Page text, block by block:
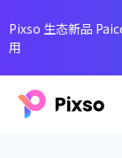
Pixso 生态新品
用